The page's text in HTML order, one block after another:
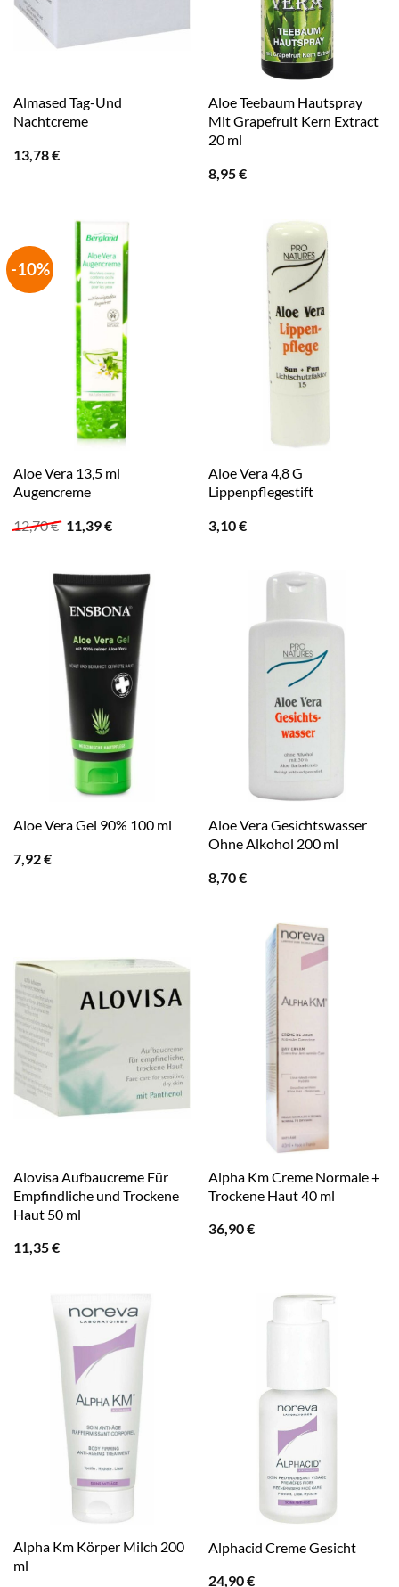
Almased Tag-Und
Nachtcreme
13,78€
Aloe Teebaum Hautspray
Mit Grapefruit Kern Extract
20 ml
8,95€
-10%
Aloe Vera 13,5 ml
Augencreme
12,70€ Ursprünglicher
Preis
11,39€Aktueller
Aloe Vera 4,8 G
Lippenpflegestift
3,10€
Aloe Vera Gel 90% 100 ml
7,92€
Aloe Vera Gesichtswasser
Ohne Alkohol 200 ml
8,70€
Alovisa Aufbaucreme Für
Empfindliche und Trockene
Haut 50 ml
11,35€
Alpha Km Creme Normale +
Trockene Haut 40 ml
36,90€
Alpha Km Körper Milch 200
ml
Alphacid Creme Gesicht
24,90€